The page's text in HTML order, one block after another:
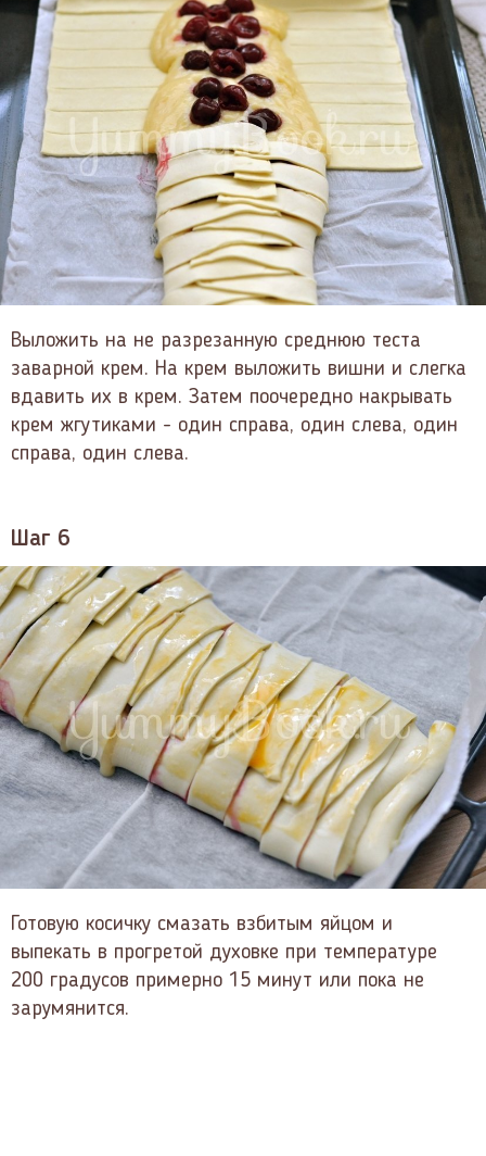
Выложить на не разрезанную среднюю теста
заварной крем. На крем выложить вишни и слегка
вдавить их в крем. Затем поочередно накрывать
крем жгутиками - один справа, один слева, один
справа, один слева.
Шаг 6
Готовую косичку смазать взбитым яйцом и
выпекать в прогретой духовке при температуре
200 градусов примерно 15 минут или пока не
зарумянится.